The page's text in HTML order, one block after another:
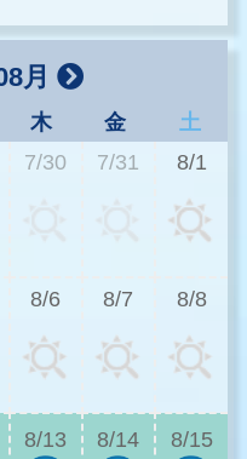
月
木 金
土
7/30 7/31 8/1
8/6 8/7 8/8
8/13 8/14 8/15